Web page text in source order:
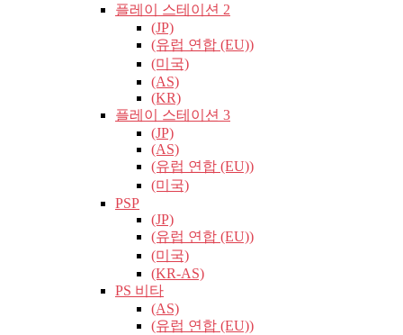
플레이 스테이션 2
(JP)
(유럽​​ 연합 (EU))
(미국)
(AS)
(KR)
플레이 스테이션 3
(JP)
(AS)
(유럽​​ 연합 (EU))
(미국)
PSP
(JP)
(유럽​​ 연합 (EU))
(미국)
(KR-AS)
PS 비타
(AS)
(유럽​​ 연합 (EU))